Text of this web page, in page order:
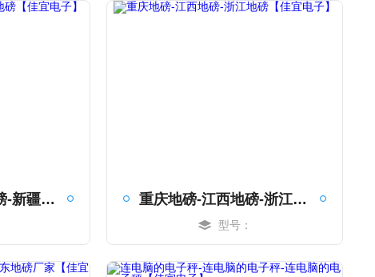
江西地磅-四川地磅-新疆地磅【佳宜电子】 重庆地磅-江西地磅-浙江地磅【佳宜电子】
型号：